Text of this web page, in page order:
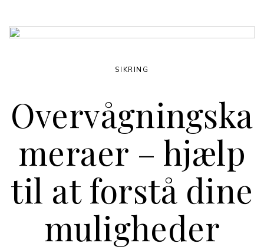
Overvågningska
meraer – hjælp
til at forstå dine
muligheder
SIKRING